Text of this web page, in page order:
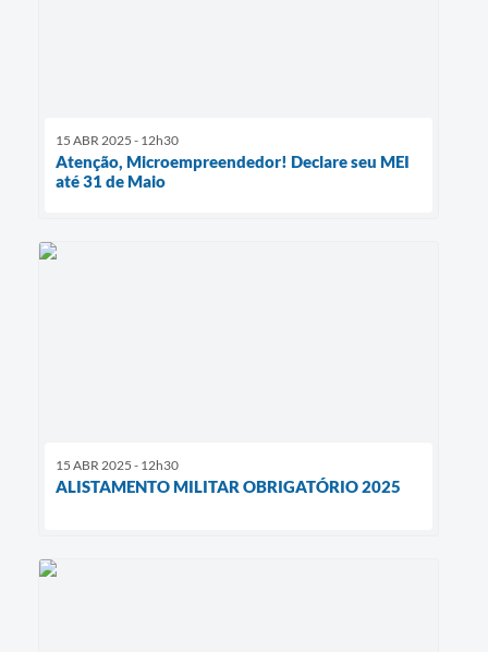
15 ABR 2025 - 12h30
Atenção, Microempreendedor! Declare seu MEI
até 31 de Maio
15 ABR 2025 - 12h30
ALISTAMENTO MILITAR OBRIGATÓRIO 2025